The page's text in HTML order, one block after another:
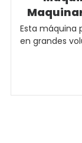
Esta máquina
en grandes